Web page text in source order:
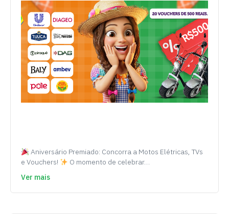
Aniversário Premiado: Concorra a Motos Elétricas, TVs
e Vouchers!
O momento de celebrar…
Ver mais